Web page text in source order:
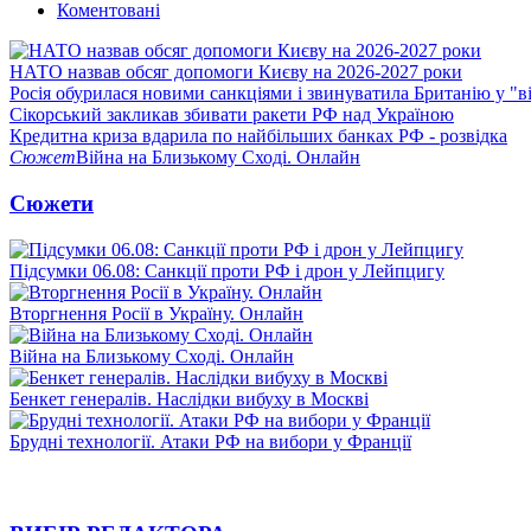
Коментовані
НАТО назвав обсяг допомоги Києву на 2026-2027 роки
Росія обурилася новими санкціями і звинуватила Британію у
Сікорський закликав збивати ракети РФ над Україною
Кредитна криза вдарила по найбільших банках РФ - розвідка
СюжетВійна на Близькому Сході. Онлайн
Сюжети
Підсумки 06.08: Санкції проти РФ і дрон у Лейпцигу
Вторгнення Росії в Україну. Онлайн
Війна на Близькому Сході. Онлайн
Бенкет генералів. Наслідки вибуху в Москві
Брудні технології. Атаки РФ на вибори у Франції